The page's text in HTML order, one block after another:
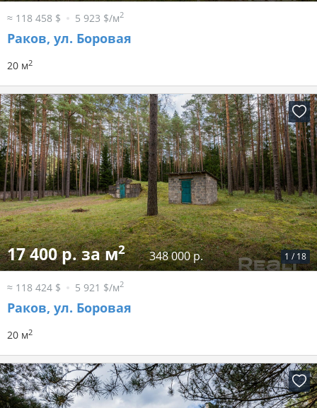
≈ 118 458 $ 5 923 $/м2
Раков, ул. Боровая
20 м2
1 / 18
17 400 р. за м2 348 000 р.
≈ 118 424 $ 5 921 $/м2
Раков, ул. Боровая
20 м2